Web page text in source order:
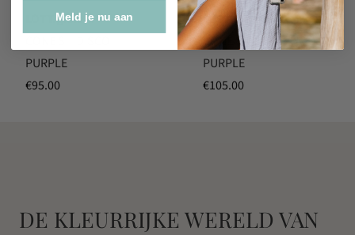
LOTT.gioielli
PURPLE
€95.00
LOTT.gioielli
CONE S – METALLIC
PURPLE
€105.00
DE KLEURRIJKE WERELD VAN
Meld je nu aan